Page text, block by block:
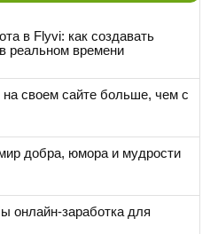
в Flyvi: как создавать
реальном времени
на своем сайте больше, чем с
добра, юмора и мудрости
онлайн-заработка для